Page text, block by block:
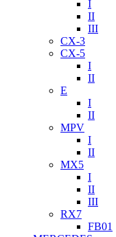
I
II
III
CX-3
CX-5
I
II
E
I
II
MPV
I
II
MX5
I
II
III
RX7
FB01